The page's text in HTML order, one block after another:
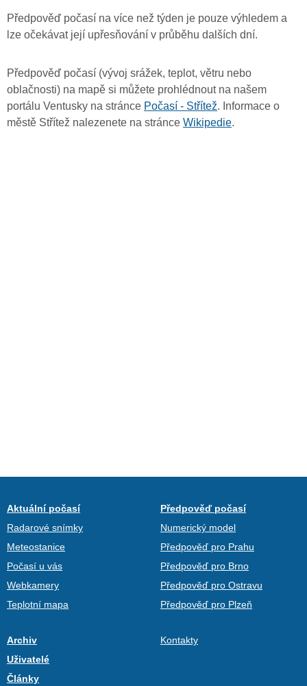
Předpověď počasí na více než týden je pouze výhledem a
lze očekávat její upřesňování v průběhu dalších dní.
Předpověď počasí (vývoj srážek, teplot, větru nebo
oblačnosti) na mapě si můžete prohlédnout na našem
portálu Ventusky na stránce Počasí - Střítež. Informace o
městě Střítež nalezenete na stránce Wikipedie.
Aktuální počasí
Radarové snímky
Meteostanice
Počasí u vás
Webkamery
Teplotní mapa
Předpověď počasí
Numerický model
Předpověď pro Prahu
Předpověď pro Brno
Předpověď pro Ostravu
Předpověď pro Plzeň
Archiv
Uživatelé
Články
Kontakty